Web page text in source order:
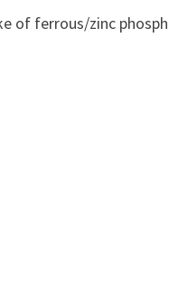
of ferrous/zinc